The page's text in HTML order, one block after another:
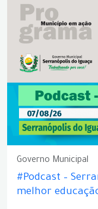
Governo Municipal
#Podcast –
melhor